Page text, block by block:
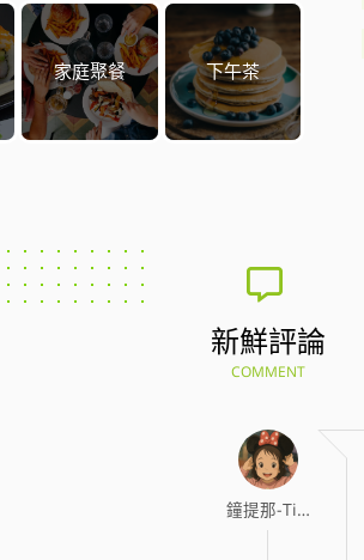
家庭聚餐 下午茶
新鮮評論
COMMENT
鐘提那-Tina